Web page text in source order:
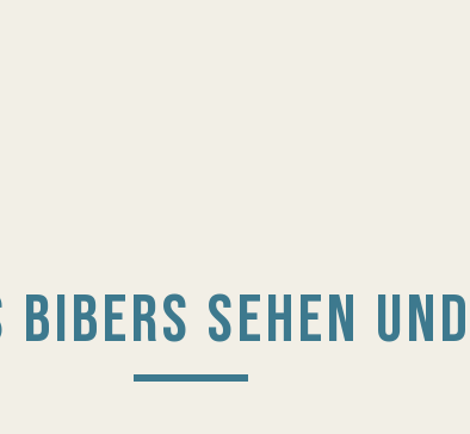
SEHEN